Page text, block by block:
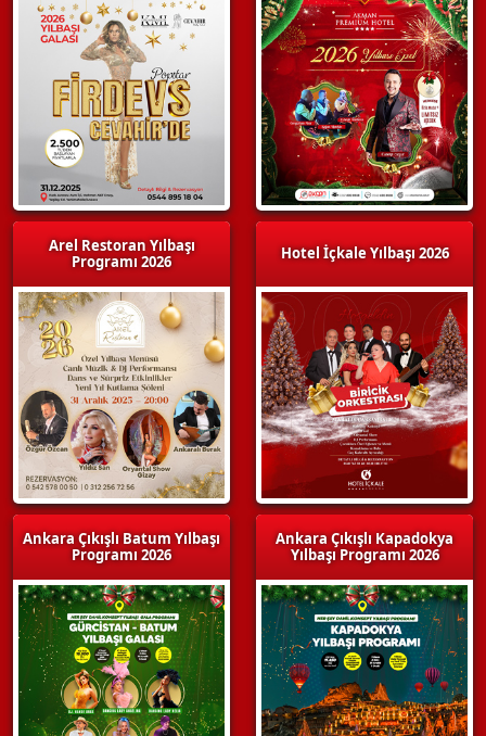
Arel Restoran Yılbaşı
Programı 2026
Ankara Çıkışlı Batum Yılbaşı
Programı 2026
Hotel İçkale Yılbaşı 2026
Ankara Çıkışlı Kapadokya
Yılbaşı Programı 2026